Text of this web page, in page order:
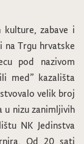
zabave i
na Trgu hrvatske
pod nazivom
med” kazališta
velik broj
nizu zanimljivih
NK Jedinstva
Od 20 sati